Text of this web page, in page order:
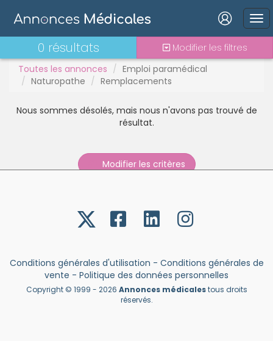
Connexion
Mot de passe oublié ?
Se connecter avec Google
Se connecter avec LinkedIn
Inscrivez-vous en un clic !
Créer un compte
Toutes les annonces
Emploi paramédical
Naturopathe
Remplacements
0 résultats Modifier les filtres
Statut TNS
Vacations
Nous sommes désolés, mais nous n'avons pas trouvé de
résultat.
Modifier les critères
Conditions générales d'utilisation - Conditions générales de
vente - Politique des données personnelles
Copyright © 1999 - 2026 Annonces médicalestous droits
réservés.